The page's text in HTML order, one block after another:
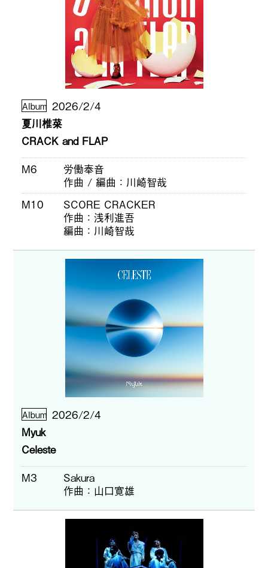
Album 2026/2/4
夏川椎菜
CRACK and FLAP
M6
労働奉音
作曲 / 編曲
川崎智哉
M10
SCORE CRACKER
作曲
浅利進吾
編曲
川崎智哉
Album 2026/2/4
Myuk
Celeste
M3
Sakura
作曲
山口寛雄